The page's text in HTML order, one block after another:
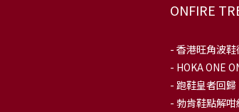
ONFIRE
- 香港旺角波鞋
- HOKA ONE
- 跑鞋皇者回歸
- 勃肯鞋點解